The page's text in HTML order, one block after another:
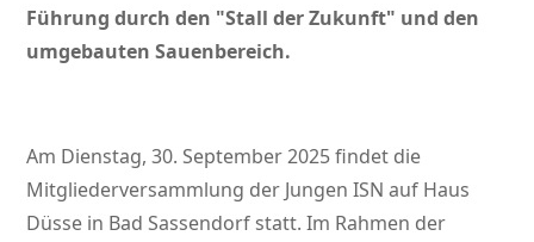
Führung durch den
Stall der Zukunft und den
umgebauten Sauenbereich.
Am Dienstag, 30. September 2025 findet die
Mitgliederversammlung der Jungen ISN auf Haus
Düsse in Bad Sassendorf statt. Im Rahmen der